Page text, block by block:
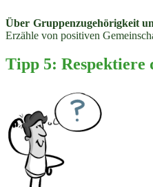
Über Gruppenzugehörigkeit
Erzähle von positiven
Tipp 5: Respektiere